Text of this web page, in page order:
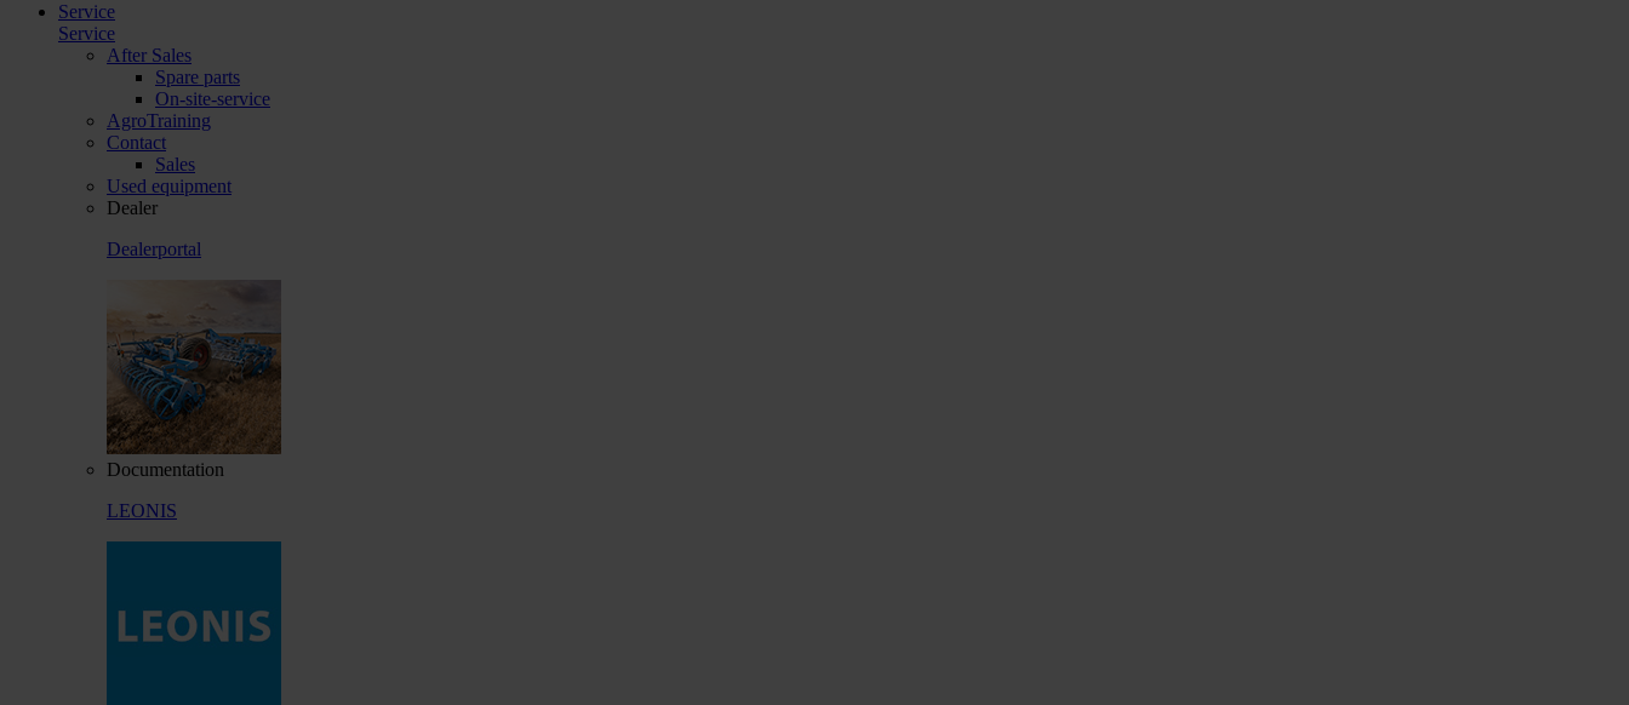
Service
Service
After Sales
Spare parts
On-site-service
AgroTraining
Contact
Sales
Used equipment
Dealer
Dealerportal
Documentation
LEONIS